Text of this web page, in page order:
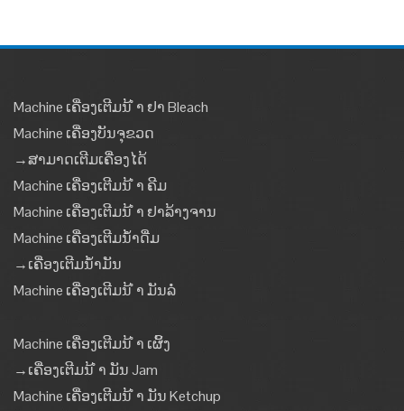
Machine ເຄື່ອງເຕີມນ້ ຳ ຢາ Bleach
Machine ເຄື່ອງບັນຈຸຂວດ
→ສາມາດເຕີມເຄື່ອງໄດ້
Machine ເຄື່ອງເຕີມນ້ ຳ ຄີມ
Machine ເຄື່ອງເຕີມນ້ ຳ ຢາລ້າງຈານ
Machine ເຄື່ອງເຕີມນໍ້າດື່ມ
→ເຄື່ອງເຕີມນໍ້າມັນ
Machine ເຄື່ອງເຕີມນ້ ຳ ມັນລໍ່
Machine ເຄື່ອງເຕີມນ້ ຳ ເຜິ້ງ
→ເຄື່ອງເຕີມນ້ ຳ ມັນ Jam
Machine ເຄື່ອງເຕີມນ້ ຳ ມັນ Ketchup